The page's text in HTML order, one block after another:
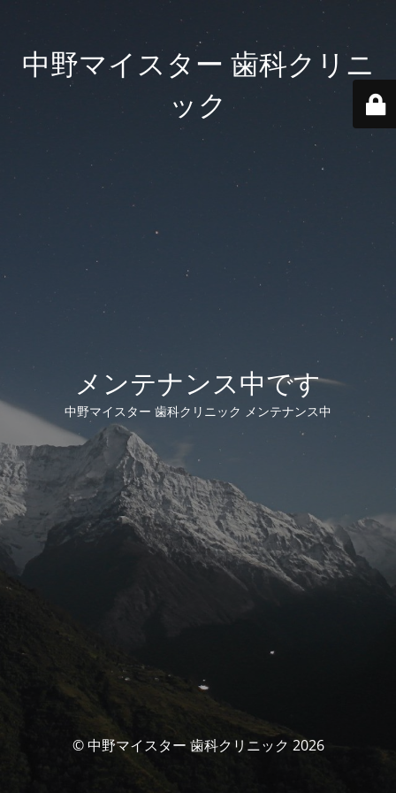
中野マイスター 歯科クリニ
ック
メンテナンス中です
中野マイスター 歯科クリニック メンテナンス中
© 中野マイスター 歯科クリニック 2026